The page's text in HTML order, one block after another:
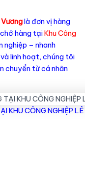
là đơn vị hàng
hàng tạiKhu Công
nghiệp – nhanh
linh hoạt, chúng tôi
chuyển từ cá nhân
KHU CÔNG NGHIỆP